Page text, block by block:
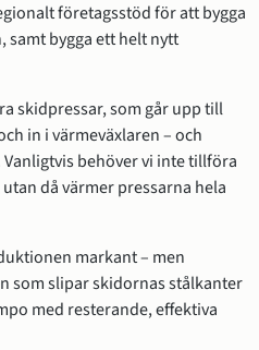
företagsstöd för att bygga
samt bygga ett helt nytt
skidpressar, som går upp till
in i värmeväxlaren – och
behöver vi inte tillföra
då värmer pressarna hela
markant – men
som slipar skidornas stålkanter
med resterande, effektiva